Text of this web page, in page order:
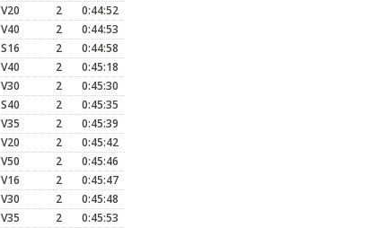
V20 2
0:44:52
V40 2
0:44:53
S16 2
0:44:58
V40 2
0:45:18
V30 2
0:45:30
S40 2
0:45:35
V35 2
0:45:39
V20 2
0:45:42
V50 2
0:45:46
V16 2
0:45:47
V30 2
0:45:48
V35 2
0:45:53